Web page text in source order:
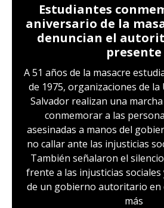
Estudiantes
aniversario de la
denuncian el
presente
A 51 años de la masacre
de 1975, organizaciones de la
Salvador realizan una
conmemorar a las
asesinadas a manos del
no callar ante las injusticias
También señalaron el
frente a las injusticias sociales
de un gobierno autoritario en
más